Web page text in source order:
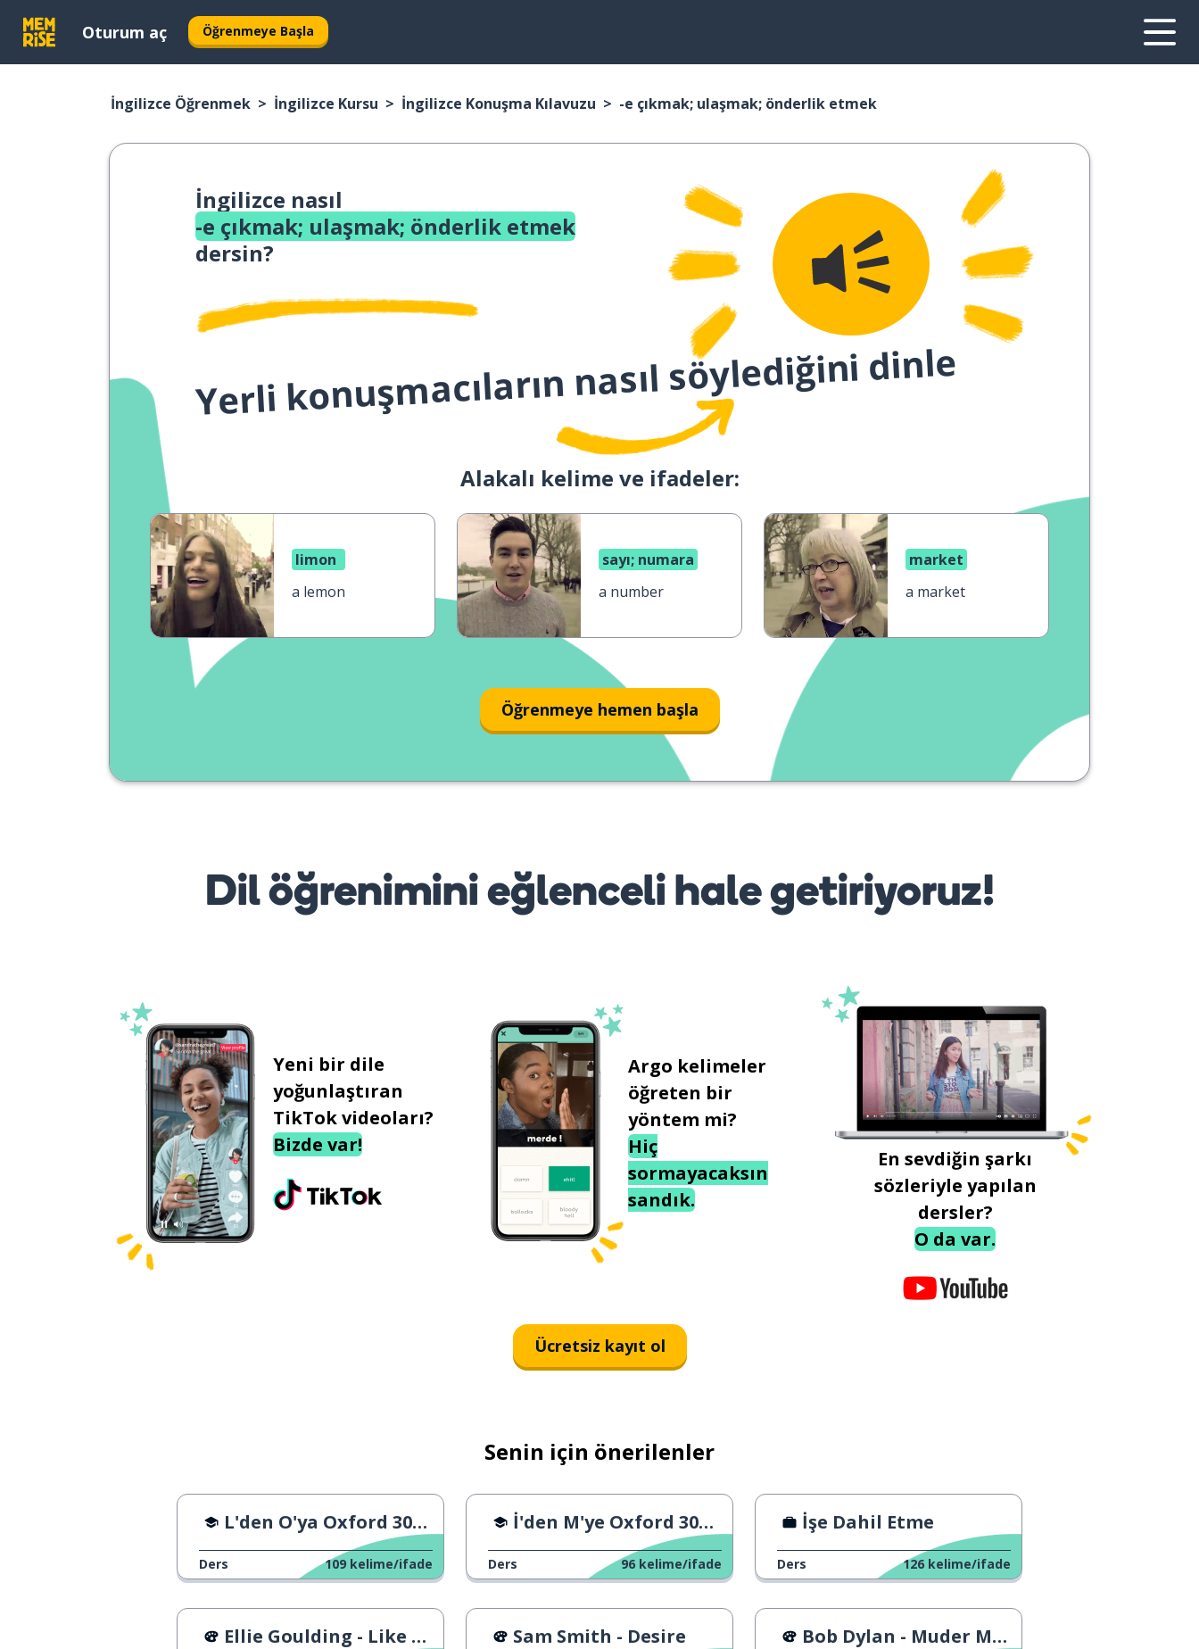
Oturum aç Öğrenmeye Başla
İngilizce Öğrenmek İngilizce Kursu İngilizce Konuşma Kılavuzu -e çıkmak; ulaşmak; önderlik etmek
İngilizce nasıl
-e çıkmak; ulaşmak; önderlik etmek
dersin?
Yerli konuşmacıların nasıl söylediğini dinle
Alakalı kelime ve ifadeler:
limon
a lemon
sayı; numara
a number
market
a market
Öğrenmeye hemen başla
Dil öğrenimini eğlenceli hale getiriyoruz!
Yeni bir dile
yoğunlaştıran
TikTok videoları?
Bizde var!
Argo kelimeler
öğreten bir
yöntem mi?
Hiç
sormayacaksın
sandık.
En sevdiğin şarkı
sözleriyle yapılan
dersler?
O da var.
Ücretsiz kayıt ol
Senin için önerilenler
L'den O'ya Oxford 3000 - A2
Ders 109 kelime/ifade
İ'den M'ye Oxford 3000 - B1
Ders 96 kelime/ifade
İşe Dahil Etme
Ders 126 kelime/ifade
Ellie Goulding - Like a Saviour Sam Smith - Desire Bob Dylan - Muder Most Foul